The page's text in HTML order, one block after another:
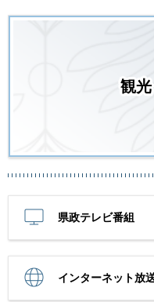
観
県政テレビ番組
インターネット放